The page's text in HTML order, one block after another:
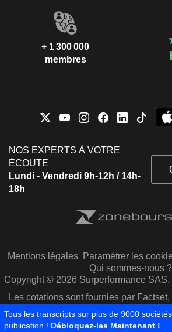
+ 1 300 000
membres
NOS EXPERTS À VOTRE
ÉCOUTE
Lundi - Vendredi 9h-12h / 14h-
18h
Mentions légales Paramétrer les
Qui sommes-nous ?
Copyright © 2026 Surperformance SAS.
Les cotations sont fournies par
Capital IQ
Tous les transcripts sur plus de 9000
publication ! Débloquez-les Maintenant !